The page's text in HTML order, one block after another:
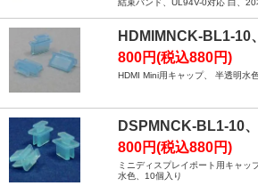
結束バンド、UL94V-0対応 白、
HDMIMNCK-BL1-10
800円(税込880円)
HDMI Mini用キャップ、 半透明水
DSPMNCK-BL1-10
800円(税込880円)
ミニディスプレイポート用キャッ
水色、10個入り